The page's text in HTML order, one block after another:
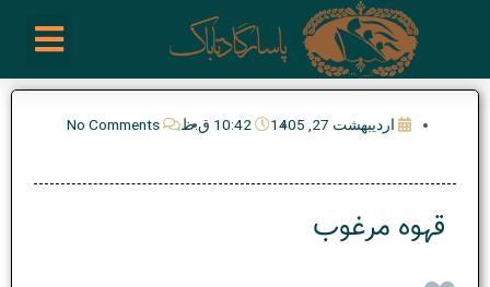
اردیبهشت 27, 1405 10:42 ق.ظ No Comments
قهوه مرغوب